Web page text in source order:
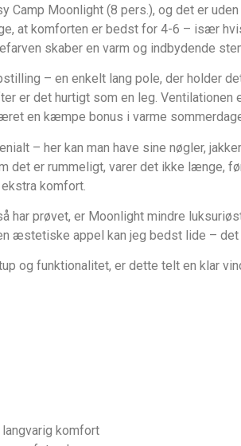
Camp Moonlight (8 pers.), og det er
at komforten er bedst for 4-6 – især
skaber en varm og indbydende
– en enkelt lang pole, der holder
er det hurtigt som en leg.
en kæmpe bonus i varme
– her kan man have sine nøgler,
det er rummeligt, varer det ikke længe,
komfort.
har prøvet, er Moonlight mindre
æstetiske appel kan jeg bedst lide –
og funktionalitet, er dette telt en klar
komfort